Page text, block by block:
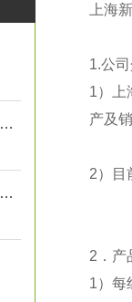
空气能热水器：杜绝热水器爆炸漏电事故
正确使用热水器及维护可以增大它的使用寿命
上海
1.公
1）上
产及
2）目
2 ．
1）每